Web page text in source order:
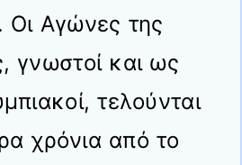
Οι Αγώνες της
γνωστοί και ως
τελούνται
χρόνια από το